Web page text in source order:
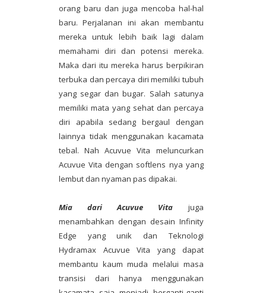
orang baru dan juga mencoba hal-hal
baru. Perjalanan ini akan membantu
mereka untuk lebih baik lagi dalam
memahami diri dan potensi mereka.
Maka dari itu mereka harus berpikiran
terbuka dan percaya diri memiliki tubuh
yang segar dan bugar. Salah satunya
memiliki mata yang sehat dan percaya
diri apabila sedang bergaul dengan
lainnya tidak menggunakan kacamata
tebal. Nah Acuvue Vita meluncurkan
Acuvue Vita dengan softlens nya yang
lembut dan nyaman pas dipakai.
Mia dari Acuvue Vita juga
menambahkan dengan desain Infinity
Edge yang unik dan Teknologi
Hydramax Acuvue Vita yang dapat
membantu kaum muda melalui masa
transisi dari hanya menggunakan